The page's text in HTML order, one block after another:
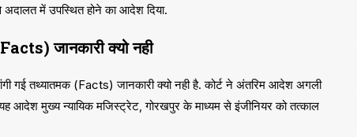
में उपस्थित होने का आदेश दिया.
जानकारी क्यो नही
गई तथ्यातमक (Facts) जानकारी क्यो नही है. कोर्ट ने अंतरिम आदेश अगली
आदेश मुख्य न्यायिक मजिस्ट्रेट, गोरखपुर के माध्यम से इंजीनियर को तत्काल